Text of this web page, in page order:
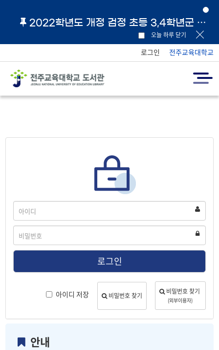
2022학년도 개정 검정 초등 3,4학년군 교과서 및 지도서 원문 링크 안내
오늘 하루 닫기
로그인 전주교육대학교
아
이
디
비
밀
번
로그인
아이디 저장 비밀번호 찾기 비밀번호 찾기
(외부이용자)
안내